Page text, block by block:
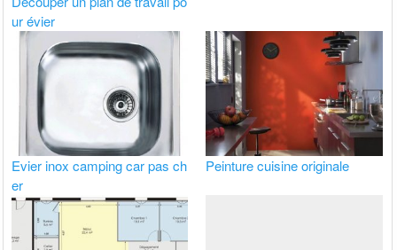
ur évier
Evier inox camping car pas ch
er
Peinture cuisine originale